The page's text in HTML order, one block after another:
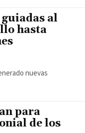
al
hasta
nuevas
para
de los